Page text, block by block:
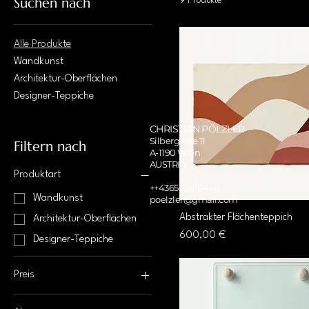
Alle Produkte
Wandkunst
Architektur-Oberflächen
Designer-Teppiche
Filtern nach
Produktart
Wandkunst
Architektur-Oberflächen
Designer-Teppiche
Preis
Abstrakter Flächenteppich
Preis
600,00 €
CHRISTIAN PÖLZLER
Silbergasse 11
A-1190 Wien
AUSTRIA
++436502610448
poelzler@gmail.com